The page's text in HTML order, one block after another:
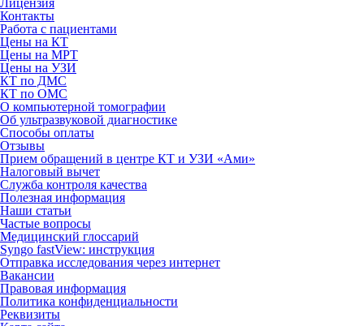
Лицензия
Контакты
Работа с пациентами
Цены на КТ
Цены на МРТ
Цены на УЗИ
КТ по ДМС
КТ по ОМС
О компьютерной томографии
Об ультразвуковой диагностике
Способы оплаты
Отзывы
Прием обращений в центре КТ и УЗИ «Ами»
Налоговый вычет
Служба контроля качества
Полезная информация
Наши статьи
Частые вопросы
Медицинский глоссарий
Syngo fastView: инструкция
Отправка исследования через интернет
Вакансии
Правовая информация
Политика конфиденциальности
Реквизиты